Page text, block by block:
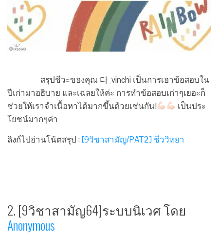
สรุปชีวะของคุณ 다_vinchi เป็นการเอาข้อสอบใน
ปีเก่ามาอธิบาย และเฉลยให้ค่ะ การทำข้อสอบเก่าๆเยอะก็
ช่วยให้เราจำเนื้อหาได้มากขึ้นด้วยเช่นกัน!
เป็นประ
โยชน์มากๆค่า
ลิงก์ไปอ่านโน้ตสรุป :[9วิชาสามัญ/PAT2] ชีววิทยา
2. [9วิชาสามัญ64]ระบบนิเวศ โดย
Anonymous